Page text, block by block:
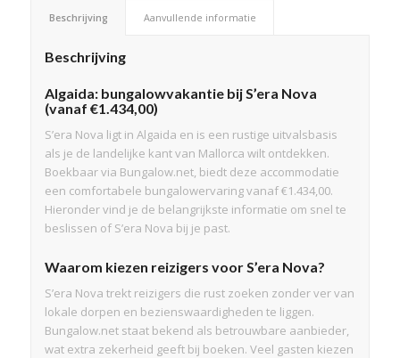
Beschrijving Aanvullende informatie
Beschrijving
Algaida: bungalowvakantie bij S’era Nova
(vanaf €1.434,00)
S’era Nova ligt in Algaida en is een rustige uitvalsbasis
als je de landelijke kant van Mallorca wilt ontdekken.
Boekbaar via Bungalow.net, biedt deze accommodatie
een comfortabele bungalowervaring vanaf €1.434,00.
Hieronder vind je de belangrijkste informatie om snel te
beslissen of S’era Nova bij je past.
Waarom kiezen reizigers voor S’era Nova?
S’era Nova trekt reizigers die rust zoeken zonder ver van
lokale dorpen en bezienswaardigheden te liggen.
Bungalow.net staat bekend als betrouwbare aanbieder,
wat extra zekerheid geeft bij boeken. Veel gasten kiezen